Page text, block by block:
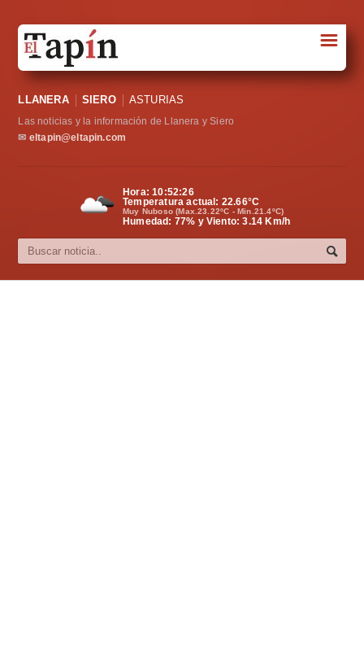
Sociedad
Política
Cultura
☰
LLANERA SIERO ASTURIAS
Las noticias y la información de Llanera y Siero
✉ eltapin@eltapin.com
Hora:10:52:27
Temperatura actual: 22.66°C
Muy Nuboso (Max.23.22ºC - Min.21.4ºC)
Humedad: 77% y Viento: 3.14 Km/h